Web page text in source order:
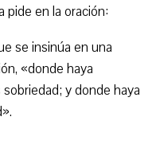
pide en la oración:
se insinúa en una
«donde haya
y donde haya